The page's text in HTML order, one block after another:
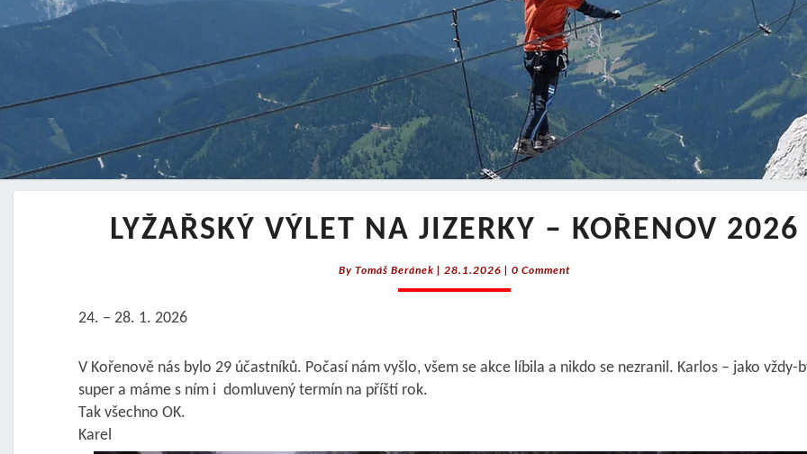
VÝLET
JIZERKY
–
LYŽAŘSKÝ VÝLET NA JIZERKY – KOŘENOV 2026
By Tomáš Beránek | 28.1.2026 | Comments
0 Comment
24. – 28. 1. 2026
V Kořenově nás bylo 29 účastníků. Počasí nám vyšlo, všem se akce líbila a nikdo se nezranil. Karlos – jako vždy-
super a máme s ním i domluvený termín na příští rok.
Tak všechno OK.
Karel